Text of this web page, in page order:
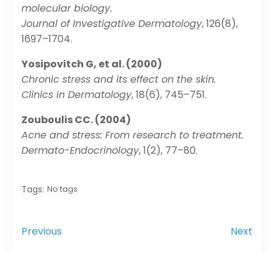
molecular biology.
Journal of Investigative Dermatology, 126(8),
1697–1704.
Yosipovitch G, et al. (2000)
Chronic stress and its effect on the skin.
Clinics in Dermatology, 18(6), 745–751.
Zouboulis CC. (2004)
Acne and stress: From research to treatment.
Dermato-Endocrinology, 1(2), 77–80.
Tags: No tags
Previous Next